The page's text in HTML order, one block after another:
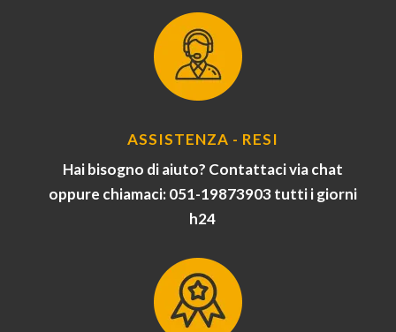
ASSISTENZA - RESI
Hai bisogno di aiuto? Contattaci via chat
oppure chiamaci: 051-19873903 tutti i giorni
h24